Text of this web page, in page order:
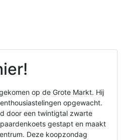
op de Grote Markt. Hij
opgewacht.
door een twintigtal zwarte
gestapt en maakt
Deze koopzondag